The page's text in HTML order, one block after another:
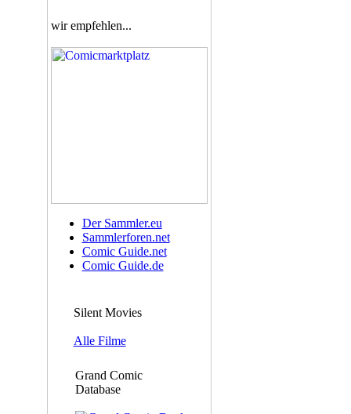
wir empfehlen...
Der Sammler.eu
Sammlerforen.net
Comic Guide.net
Comic Guide.de
Silent Movies
Alle Filme
Grand Comic
Database